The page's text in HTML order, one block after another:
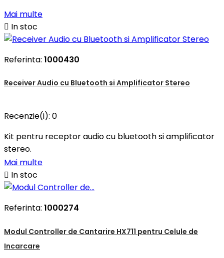
Mai multe
 In stoc
Referinta: 1000430
Receiver Audio cu Bluetooth si Amplificator Stereo
Recenzie(i): 0
Kit pentru receptor audio cu bluetooth si amplificator
stereo.
Mai multe
 In stoc
Referinta: 1000274
Modul Controller de Cantarire HX711 pentru Celule de
Incarcare